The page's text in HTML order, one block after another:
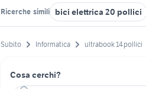
Ricerche simili bici elettrica 20 pollici
Subito Informatica ultrabook 14 pollici
Cosa cerchi?